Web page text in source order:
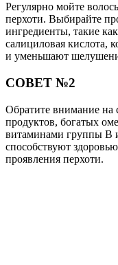
Регулярно мойте
перхоти. Выбирайте
ингредиенты, такие
салициловая кислота,
и уменьшают
СОВЕТ №2
Обратите внимание на
продуктов, богатых
витаминами группы B
способствуют
проявления перхоти.